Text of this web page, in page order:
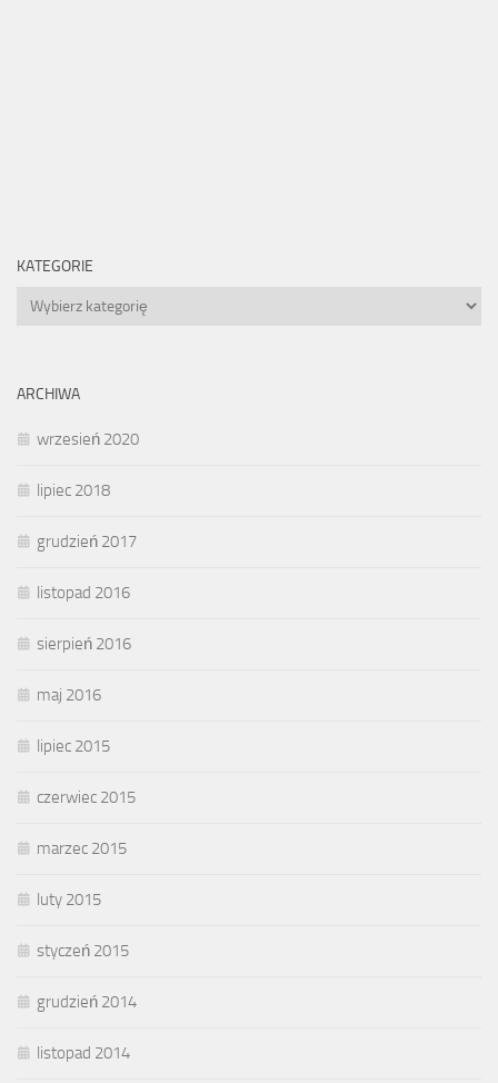
KATEGORIE
Kategorie
ARCHIWA
wrzesień 2020
lipiec 2018
grudzień 2017
listopad 2016
sierpień 2016
maj 2016
lipiec 2015
czerwiec 2015
marzec 2015
luty 2015
styczeń 2015
grudzień 2014
listopad 2014